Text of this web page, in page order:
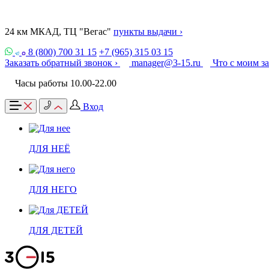
24 км МКАД, ТЦ "Вегас" пункты выдачи ›
8 (800) 700 31 15 +7 (965) 315 03 15
Заказать обратный звонок ›
manager@3-15.ru
Что с моим
Часы работы 10.00-22.00
Вход
ДЛЯ НЕЁ
ДЛЯ НЕГО
ДЛЯ ДЕТЕЙ